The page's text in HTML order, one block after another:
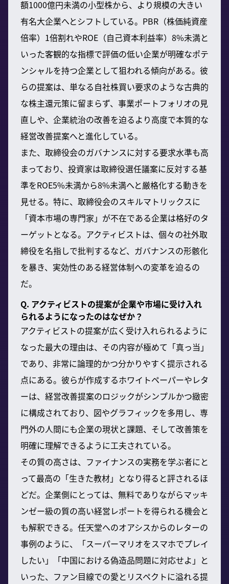
額1000億円未満の小型株から、より規模の大きい
有名大企業へとシフトしている。PBR（株価純資産
倍率）1倍割れやROE（自己資本利益率）8%未満と
いった客観的な指標で評価の低い企業が明確なポテ
ンシャルを持つ企業として狙われる傾向がある。彼
らの提案は、単なる自社株買い要求のような古典的
な株主還元策に留まらず、事業ポートフォリオの見
直しや、企業統治の改善を迫るより高度で本質的な
経営改善提案へと進化している。
また、取締役会のガバナンスに対する要求水準も高
まっており、投資家は取締役選任議案に反対する基
準をROE5%未満から8%未満へと厳格化する動きを
見せる。特に、取締役会のスキルマトリックスに
「資本市場の専門家」が不在である企業は格好のタ
ーゲットとなる。アクティビストは、個々の社外取
締役を名指しで批判するなど、ガバナンスの形骸化
を暴き、実効性のある経営体制への変革を迫るの
だ。
Q. アクティビストの提案が企業や市場に受け入れ
られるようになったのはなぜか？
アクティビストの提案が広く受け入れられるように
なった最大の理由は、その内容が極めて「真っ当」
であり、非常に論理的かつ分かりやすく提示される
点にある。彼らが作成するホワイトペーパーやレタ
ーは、経営改善提案のロジックがシンプルかつ緻密
に構成されており、図やグラフィックを多用し、専
門外の人間にも企業の現状と課題、そして改善策を
明確に理解できるように工夫されている。
その質の高さは、ファイナンスの実務を学ぶ者にと
って最高の「生きた教材」となり得ると評されるほ
どだ。企業側にとっては、無料でありながらマッキ
ンゼー級の質の高い経営レポートを得られる機会と
も解釈できる。任天堂へのオアシスからのレターの
事例のように、「スーパーマリオをスマホでプレイ
したい」「中国における偽造品問題に対応せよ」と
いった、ファン目線での愛とリスペクトに溢れる提